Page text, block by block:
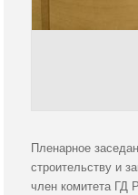
Пленарное
строительству и
член комитета ГД